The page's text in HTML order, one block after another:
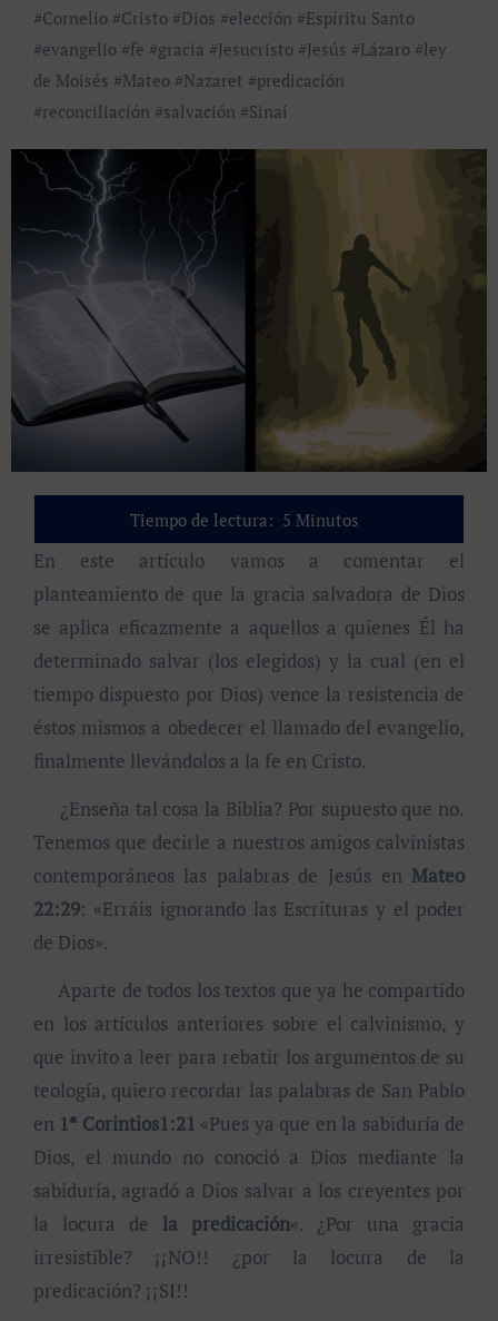
#Cornelio#Cristo#Dios #elección #Espíritu Santo
#evangelio#fe #gracia #Jesucristo#Jesús #Lázaro#ley
de Moisés #Mateo#Nazaret #predicación
#reconciliación #salvación #Sinaí
Tiempo de lectura: 5 Minutos
En este artículo vamos a comentar el
planteamiento de que la gracia salvadora de Dios
se aplica eficazmente a aquellos a quienes Él ha
determinado salvar (los elegidos) y la cual (en el
tiempo dispuesto por Dios) vence la resistencia de
éstos mismos a obedecer el llamado del evangelio,
finalmente llevándolos a la fe en Cristo.
¿Enseña tal cosa la Biblia? Por supuesto que no.
Tenemos que decirle a nuestros amigos calvinistas
contemporáneos las palabras de Jesús en Mateo
22:29: «Erráis ignorando las Escrituras y el poder
de Dios».
Aparte de todos los textos que ya he compartido
en los artículos anteriores sobre el calvinismo, y
que invito a leer para rebatir los argumentos de su
teología, quiero recordar las palabras de San Pablo
en 1ª Corintios1:21 «Pues ya que en la sabiduría de
Dios, el mundo no conoció a Dios mediante la
sabiduría, agradó a Dios salvar a los creyentes por
la locura de la predicación«. ¿Por una gracia
irresistible? ¡¡NO!! ¿por la locura de la
predicación? ¡¡SI!!